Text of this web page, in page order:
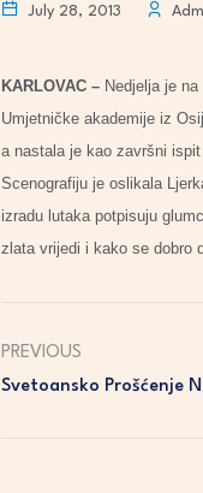
July 28, 2013
KARLOVAC – Nedjelja je
Umjetničke akademije iz
a nastala je kao završni
Scenografiju je oslikala
izradu lutaka potpisuju
zlata vrijedi i kako se dobro
PREVIOUS
Svetoansko Prošćenje